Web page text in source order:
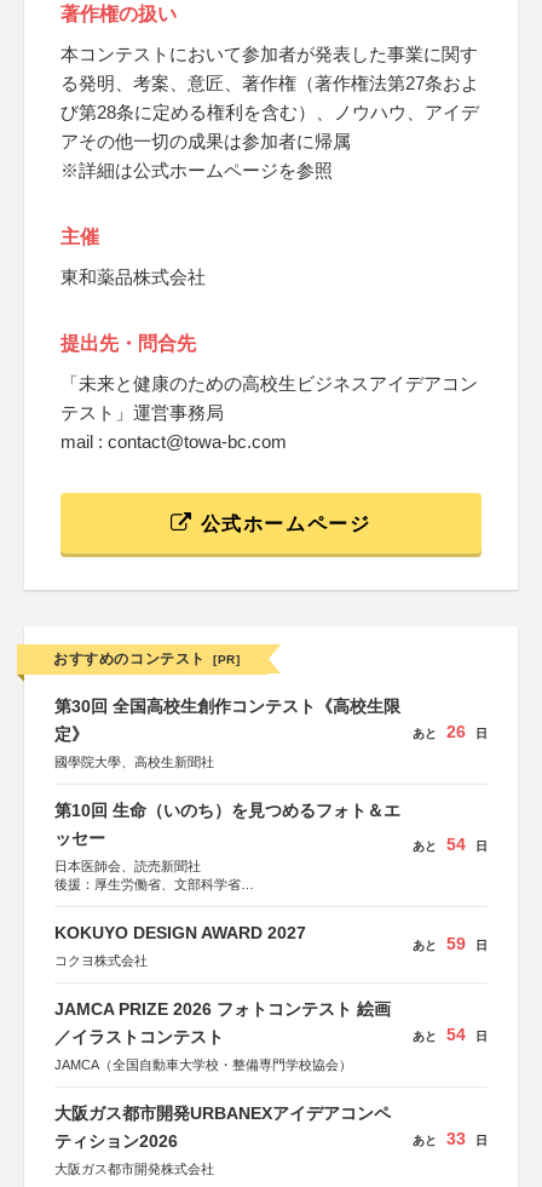
著作権の扱い
本コンテストにおいて参加者が発表した事業に関す
る発明、考案、意匠、著作権（著作権法第27条およ
び第28条に定める権利を含む）、ノウハウ、アイデ
アその他一切の成果は参加者に帰属
※詳細は公式ホームページを参照
主催
東和薬品株式会社
提出先・問合先
「未来と健康のための高校生ビジネスアイデアコン
テスト」運営事務局
mail : contact@towa-bc.com
公式ホームページ
おすすめのコンテスト [PR]
第30回 全国高校生創作コンテスト《高校生限
定》
國學院大學、高校生新聞社
あと 26 日
第10回 生命（いのち）を見つめるフォト＆エ
ッセー
日本医師会、読売新聞社
後援：厚生労働省、文部科学省
あと 54 日
KOKUYO DESIGN AWARD 2027
コクヨ株式会社
あと 59 日
JAMCA PRIZE 2026 フォトコンテスト 絵画
／イラストコンテスト
JAMCA（全国自動車大学校・整備専門学校協会）
あと 54 日
大阪ガス都市開発URBANEXアイデアコンペ
ティション2026
大阪ガス都市開発株式会社
あと 33 日